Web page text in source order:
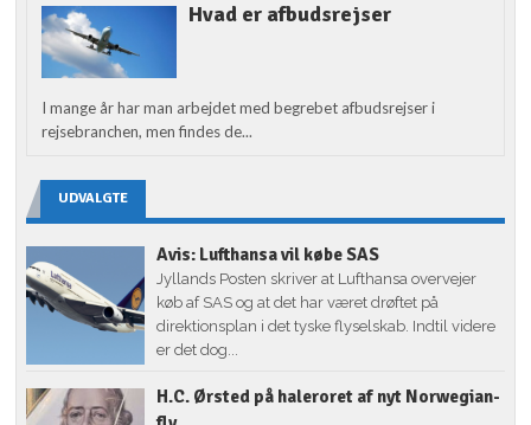
Hvad er afbudsrejser
I mange år har man arbejdet med begrebet afbudsrejser i
rejsebranchen, men findes de...
UDVALGTE
Avis: Lufthansa vil købe SAS
Jyllands Posten skriver at Lufthansa overvejer
køb af SAS og at det har været drøftet på
direktionsplan i det tyske flyselskab. Indtil videre
er det dog...
H.C. Ørsted på haleroret af nyt Norwegian-